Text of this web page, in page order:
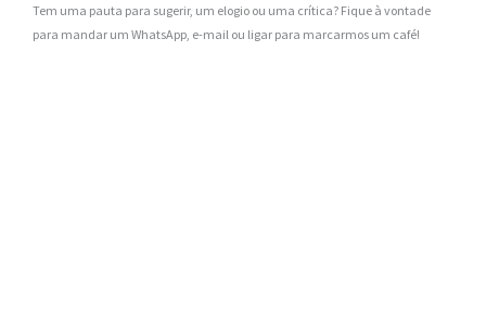
Tem uma pauta para sugerir, um elogio ou uma crítica? Fique à vontade
para mandar um WhatsApp, e-mail ou ligar para marcarmos um café!